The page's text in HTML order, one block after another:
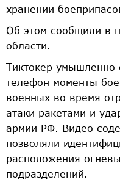
хранении
Об этом сообщили в
области.
Тиктокер умышленно
телефон моменты
военных во время
атаки ракетами и
армии РФ. Видео
позволяли
расположения
подразделений.